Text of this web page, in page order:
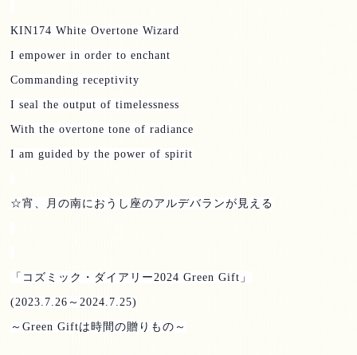
KIN174 White Overtone Wizard
I empower in order to enchant
Commanding receptivity
I seal the output of timelessness
With the overtone tone of radiance
I am guided by the power of spirit
☆宵、月の南におうし座のアルデバランが見える
「コズミック・ダイアリー2024 Green Gift 」
(2023.7.26 ～2024.7.25)
～Green Giftは時間の贈りもの～